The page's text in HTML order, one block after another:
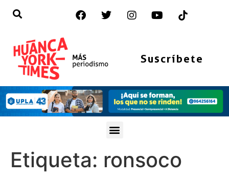
Suscríbete
Etiqueta: ronsoco